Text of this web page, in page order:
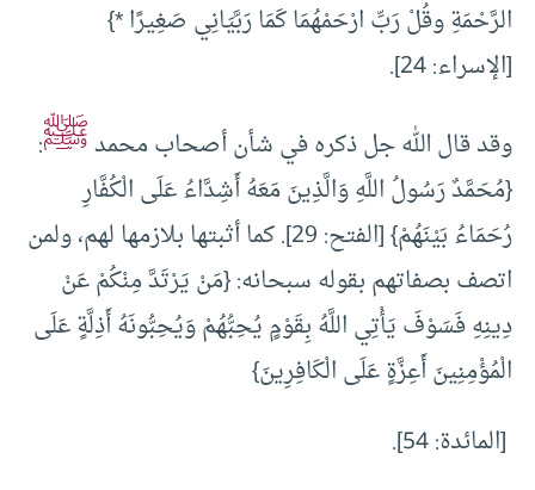
الرَّحْمَةِ وقُلْ رَبِّ ارْحَمْهُمَا كَمَا رَبَّيَانِي صَغِيرًا *}
[الإسراء: 24].
وقد قال الله جل ذكره في شأن أصحاب محمدﷺ:
{مُحَمَّدٌ رَسُولُ اللَّهِ وَالَّذِينَ مَعَهُ أَشِدَّاءُ عَلَى الْكُفَّارِ
رُحَمَاءُ بَيْنَهُمْ} [الفتح: 29]. كما أثبتها بلازمها لهم، ولمن
اتصف بصفاتهم بقوله سبحانه: {مَنْ يَرْتَدَّ مِنْكُمْ عَنْ
دِينِهِ فَسَوْفَ يَأْتِي اللَّهُ بِقَوْمٍ يُحِبُّهُمْ وَيُحِبُّونَهُ أَذِلَّةٍ عَلَى
الْمُؤْمِنِينَ أَعِزَّةٍ عَلَى الْكَافِرِينَ}
[المائدة: 54].